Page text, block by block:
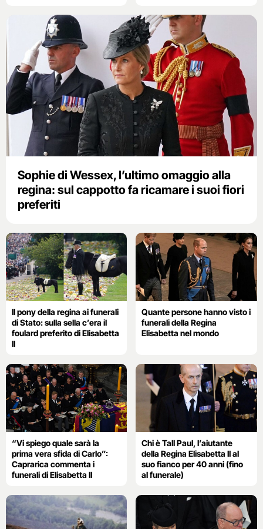
Sophie di Wessex, l’ultimo omaggio alla
regina: sul cappotto fa ricamare i suoi fiori
preferiti
Il pony della regina ai funerali
di Stato: sulla sella c’era il
foulard preferito di Elisabetta
II
Quante persone hanno visto i
funerali della Regina
Elisabetta nel mondo
“Vi spiego quale sarà la
prima vera sfida di Carlo”:
Caprarica commenta i
funerali di Elisabetta II
Chi è Tall Paul, l’aiutante
della Regina Elisabetta II al
suo fianco per 40 anni (fino
al funerale)